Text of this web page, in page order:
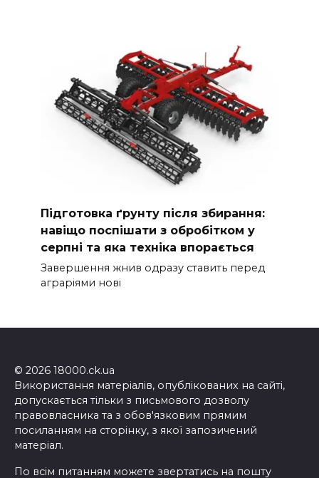
Підготовка ґрунту після збирання:
навіщо поспішати з обробітком у
серпні та яка техніка впорається
Завершення жнив одразу ставить перед
аграріями нові
© 2026 18000.ck.ua
Використання матеріалів, опублікованих на сайті,
допускається тільки з письмового дозволу
правовласника та з обов'язковим прямим
посиланням на сторінку, з якої запозичений
матеріал.
По всім питанням можете звертатись на пошту